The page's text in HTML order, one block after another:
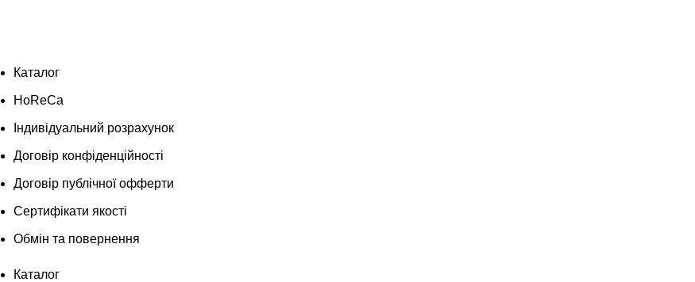
Каталог
HoReCa
Індивідуальний розрахунок
Договір конфіденційності
Договір публічної офферти
Сертифікати якості
Обмін та повернення
Каталог